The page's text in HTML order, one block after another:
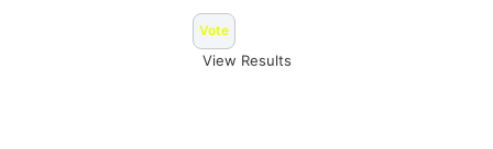
View Results